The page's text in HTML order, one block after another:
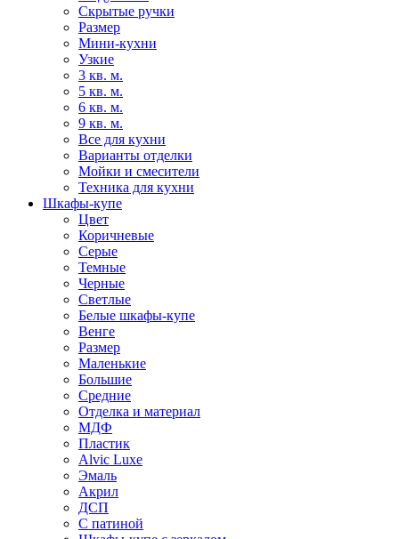
Скрытые ручки
Размер
Мини-кухни
Узкие
3 кв. м.
5 кв. м.
6 кв. м.
9 кв. м.
Все для кухни
Варианты отделки
Мойки и смесители
Техника для кухни
Шкафы-купе
Цвет
Коричневые
Серые
Темные
Черные
Светлые
Белые шкафы-купе
Венге
Размер
Маленькие
Большие
Средние
Отделка и материал
МДФ
Пластик
Alvic Luxe
Эмаль
Акрил
ДСП
С патиной